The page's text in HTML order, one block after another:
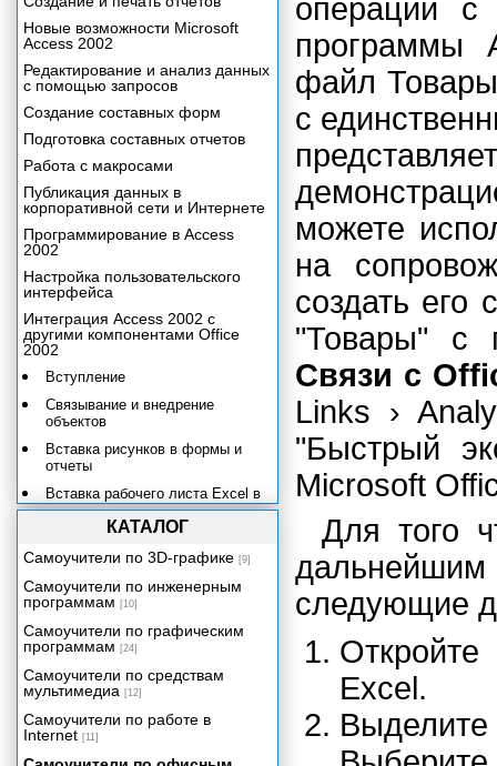
операции
программы
файл
с
можете
на
создать его
"Товары"
Связи с
Links ›
"Быстрый
Microsoft
Для того
следующие
Excel.
Новые возможности Microsoft
Access 2002
Редактирование и анализ данных
с помощью запросов
Создание составных форм
Подготовка составных отчетов
Работа с макросами
Публикация данных в
корпоративной сети и Интернете
Программирование в Access
2002
Настройка пользовательского
интерфейса
Интеграция Access 2002 с
другими компонентами Office
2002
Вступление
Связывание и внедрение
объектов
Вставка рисунков в формы и
отчеты
Вставка рабочего листа Excel в
форму или отчет
Вставка документов Word в
таблицы, формы и отчеты
Access
Автоматизация. Клиенты и
серверы автоматизации.
Взаимодействие компонентов
Office 2002. Использование
Microsoft Access в качестве
клиента автоматизации.
Операции с объектами
Microsoft Excel
КАТАЛОГ
Самоучители по 3D-графике [9]
Самоучители по инженерным
программам [10]
Самоучители по графическим
программам [24]
Самоучители по средствам
мультимедиа [12]
Самоучители по работе в
Internet [11]